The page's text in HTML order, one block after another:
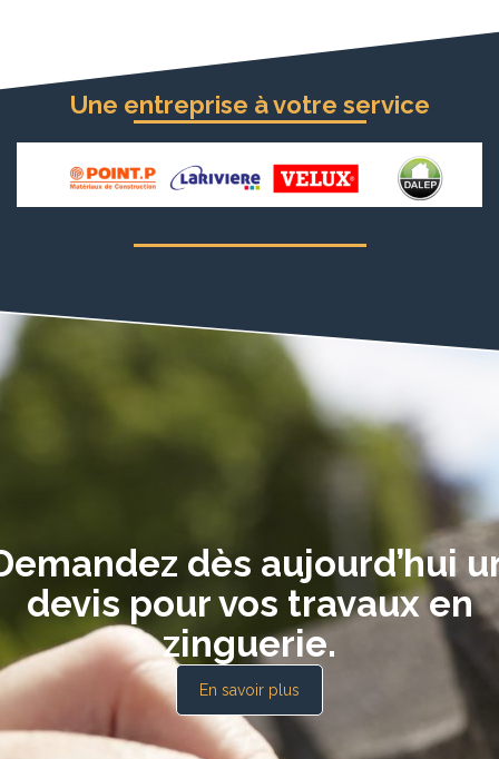
Une entreprise à votre service
dès aujourd’hui
devis pour vos travaux en
zinguerie.
En savoir plus